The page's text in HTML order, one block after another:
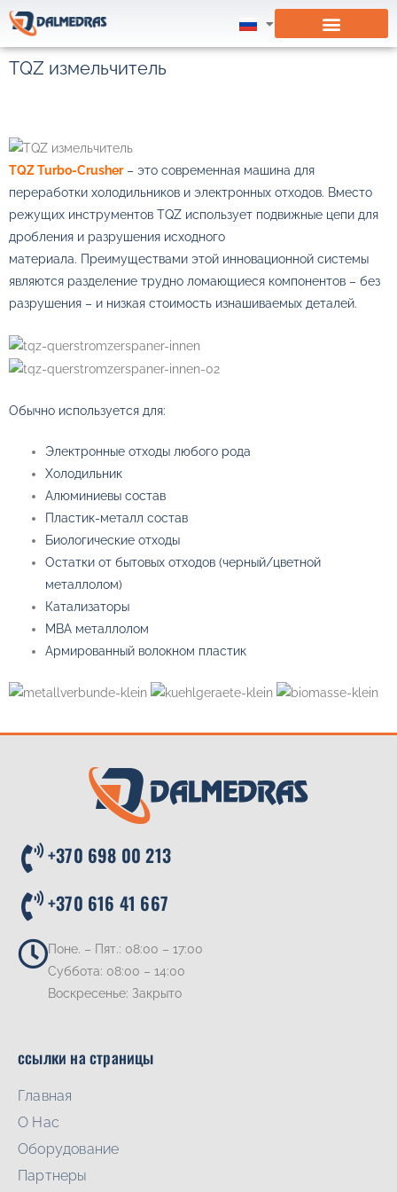
TQZ измельчитель
TQZ Turbo-Crusher – это современная машина для
переработки холодильников и электронных отходов. Вместо
режущих инструментов TQZ использует подвижные цепи для
дробления и разрушения исходного
материала. Преимуществами этой инновационной системы
являются разделение трудно ломающиеся компонентов – без
разрушения – и низкая стоимость изнашиваемых деталей.
Обычно используется для:
Электронные отходы любого рода
Холодильник
Алюминиевы состав
Пластик-металл состав
Биологические отходы
Остатки от бытовых отходов (черный/цветной
металлолом)
Катализаторы
MBA металлолом
Армированный волокном пластик
+370 698 00 213
+370 616 41 667
Поне. – Пят.: 08:00 – 17:00
Суббота: 08:00 – 14:00
Воскресенье: Закрыто
ссылки на страницы
Главная
О Нас
Oборудование
Партнеры